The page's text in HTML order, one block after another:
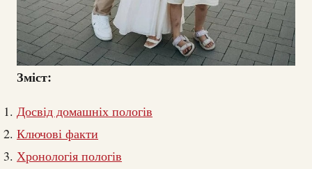
Зміст:
Досвід домашніх пологів
Ключові факти
Хронологія пологів